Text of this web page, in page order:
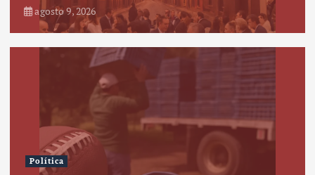
agosto 9, 2026
Política